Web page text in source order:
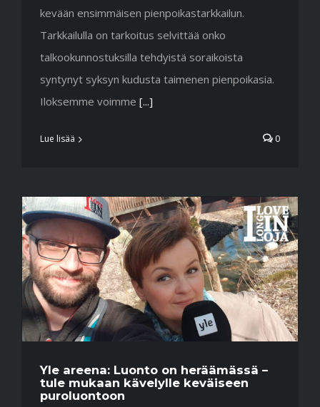
kevään ensimmäisen pienpoikastarkkailun.
Tarkkailulla on tarkoitus selvittää onko
talkookunnostuksilla tehdyistä soraikoista
syntynyt syksyn kudusta taimenen pienpoikasia.
Iloksemme voimme [...]
Lue lisää 0
Yle areena: Luonto on heräämässä –
tule mukaan kävelylle keväiseen
puroluontoon